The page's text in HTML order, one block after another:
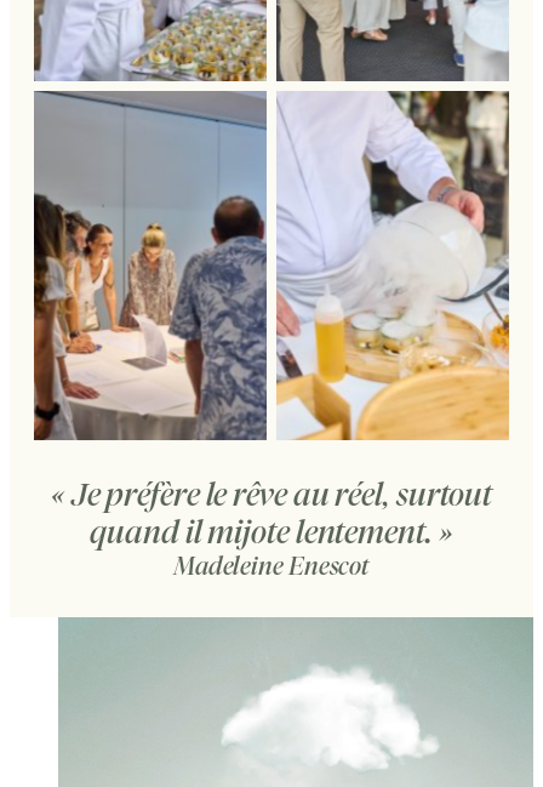
« Je préfère le rêve au réel, surtout
quand il mijote lentement. »
Madeleine Enescot